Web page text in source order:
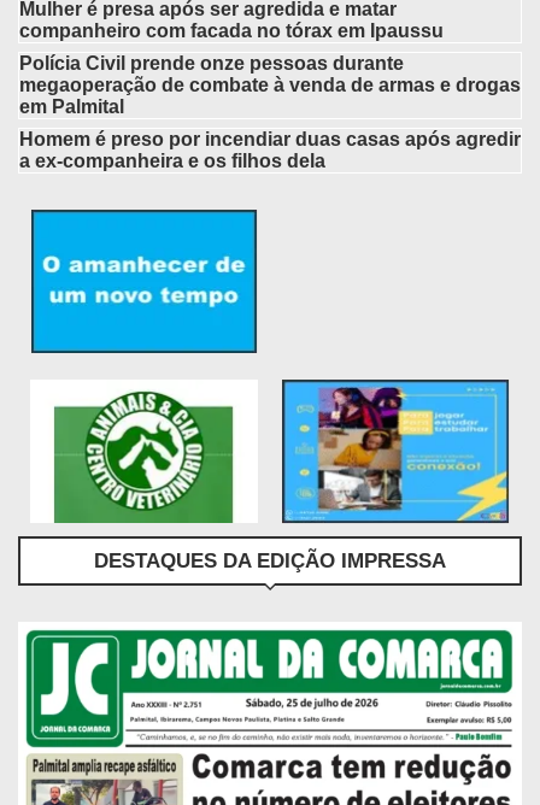
Mulher é presa após ser agredida e matar
companheiro com facada no tórax em Ipaussu
Polícia Civil prende onze pessoas durante
megaoperação de combate à venda de armas e drogas
em Palmital
Homem é preso por incendiar duas casas após agredir
a ex-companheira e os filhos dela
DESTAQUES DA EDIÇÃO IMPRESSA